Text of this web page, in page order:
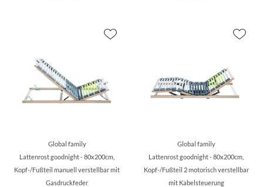
Global family
Lattenrost goodnight - 80x200cm,
Kopf-/Fußteil manuell verstellbar mit
Gasdruckfeder
Global family
Lattenrost goodnight - 80x200cm,
Kopf-/Fußteil 2 motorisch verstellbar
mit Kabelsteuerung